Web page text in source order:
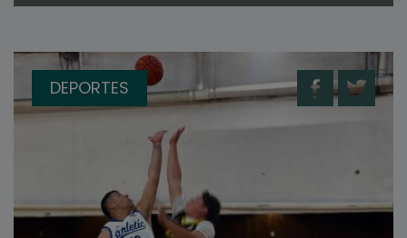
DEPORTES